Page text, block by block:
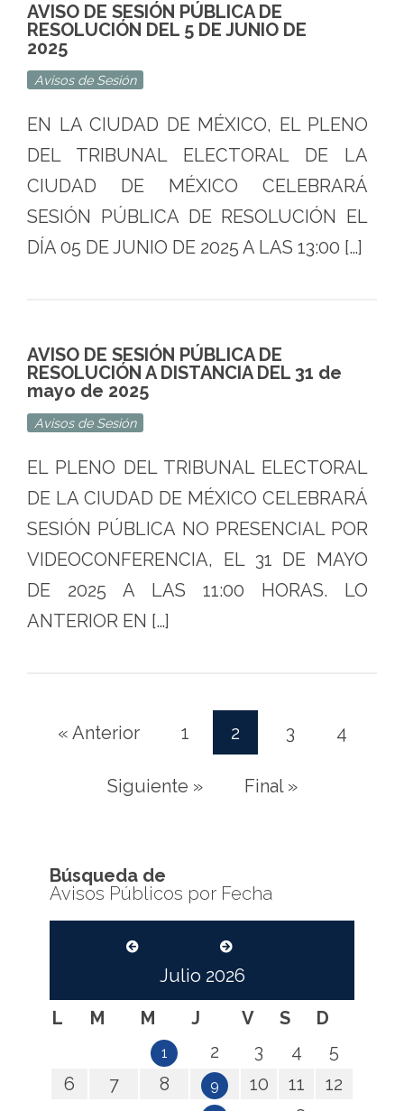
AVISO DE SESIÓN PÚBLICA DE
RESOLUCIÓN DEL 5 DE JUNIO DE
2025
Avisos de Sesión
EN LA CIUDAD DE MÉXICO, EL PLENO
DEL TRIBUNAL ELECTORAL DE LA
CIUDAD DE MÉXICO CELEBRARÁ
SESIÓN PÚBLICA DE RESOLUCIÓN EL
DÍA 05 DE JUNIO DE 2025 A LAS 13:00 […]
AVISO DE SESIÓN PÚBLICA DE
RESOLUCIÓN A DISTANCIA DEL 31 de
mayo de 2025
Avisos de Sesión
EL PLENO DEL TRIBUNAL ELECTORAL
DE LA CIUDAD DE MÉXICO CELEBRARÁ
SESIÓN PÚBLICA NO PRESENCIAL POR
VIDEOCONFERENCIA, EL 31 DE MAYO
DE 2025 A LAS 11:00 HORAS. LO
ANTERIOR EN […]
« Anterior 1
2
3 4
Siguiente » Final »
Búsqueda de
Avisos Públicos por Fecha
Julio 2026
L
M M J V S D
1 2 3 4
5
6
7 8 9 10 11
12